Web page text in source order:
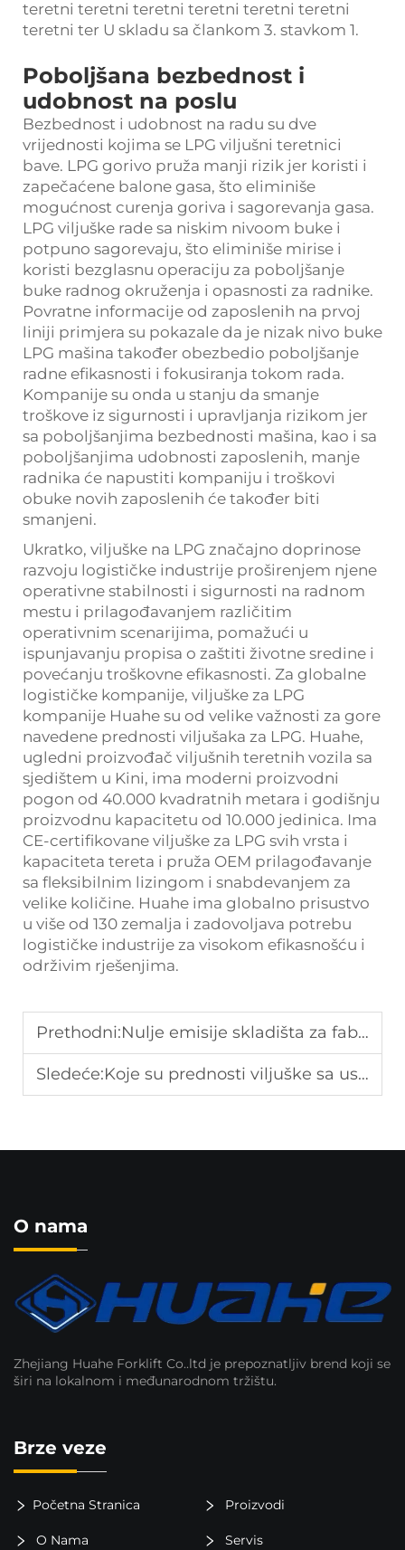
teretni teretni teretni teretni teretni teretni
teretni ter U skladu sa člankom 3. stavkom 1.
Poboljšana bezbednost i
udobnost na poslu
Bezbednost i udobnost na radu su dve
vrijednosti kojima se LPG viljušni teretnici
bave. LPG gorivo pruža manji rizik jer koristi i
zapečaćene balone gasa, što eliminiše
mogućnost curenja goriva i sagorevanja gasa.
LPG viljuške rade sa niskim nivoom buke i
potpuno sagorevaju, što eliminiše mirise i
koristi bezglasnu operaciju za poboljšanje
buke radnog okruženja i opasnosti za radnike.
Povratne informacije od zaposlenih na prvoj
liniji primjera su pokazale da je nizak nivo buke
LPG mašina također obezbedio poboljšanje
radne efikasnosti i fokusiranja tokom rada.
Kompanije su onda u stanju da smanje
troškove iz sigurnosti i upravljanja rizikom jer
sa poboljšanjima bezbednosti mašina, kao i sa
poboljšanjima udobnosti zaposlenih, manje
radnika će napustiti kompaniju i troškovi
obuke novih zaposlenih će također biti
smanjeni.
Ukratko, viljuške na LPG značajno doprinose
razvoju logističke industrije proširenjem njene
operativne stabilnosti i sigurnosti na radnom
mestu i prilagođavanjem različitim
operativnim scenarijima, pomažući u
ispunjavanju propisa o zaštiti životne sredine i
povećanju troškovne efikasnosti. Za globalne
logističke kompanije, viljuške za LPG
kompanije Huahe su od velike važnosti za gore
navedene prednosti viljušaka za LPG. Huahe,
ugledni proizvođač viljušnih teretnih vozila sa
sjedištem u Kini, ima moderni proizvodni
pogon od 40.000 kvadratnih metara i godišnju
proizvodnu kapacitetu od 10.000 jedinica. Ima
CE-certifikovane viljuške za LPG svih vrsta i
kapaciteta tereta i pruža OEM prilagođavanje
sa fleksibilnim lizingom i snabdevanjem za
velike količine. Huahe ima globalno prisustvo
u više od 130 zemalja i zadovoljava potrebu
logističke industrije za visokom efikasnošću i
održivim rješenjima.
Prethodni:Nulje emisije skladišta za fabriku
Sledeće:Koje su prednosti viljuške sa uskim hodnikom?
O nama
Zhejiang Huahe Forklift Co..ltd je prepoznatljiv brend koji se
širi na lokalnom i međunarodnom tržištu.
Brze veze
Početna Stranica Proizvodi
O Nama Servis